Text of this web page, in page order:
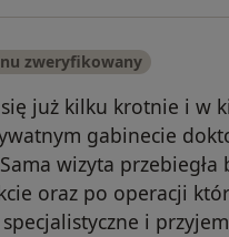
zweryfikowany
już kilku krotnie i w
gabinecie
wizyta przebiegła
oraz po operacji
i